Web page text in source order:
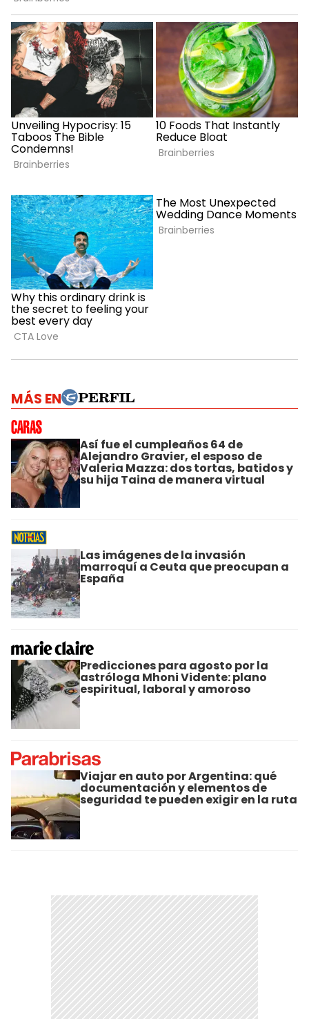
MÁS EN
Así fue el cumpleaños 64 de
Alejandro Gravier, el esposo de
Valeria Mazza: dos tortas, batidos y
su hija Taina de manera virtual
Las imágenes de la invasión
marroquí a Ceuta que preocupan a
España
Predicciones para agosto por la
astróloga Mhoni Vidente: plano
espiritual, laboral y amoroso
Viajar en auto por Argentina: qué
documentación y elementos de
seguridad te pueden exigir en la ruta